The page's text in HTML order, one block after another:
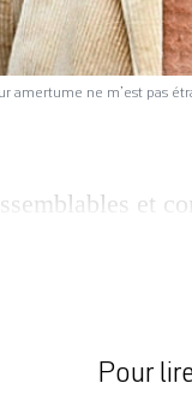
amertume ne m’est pas
et
Pour